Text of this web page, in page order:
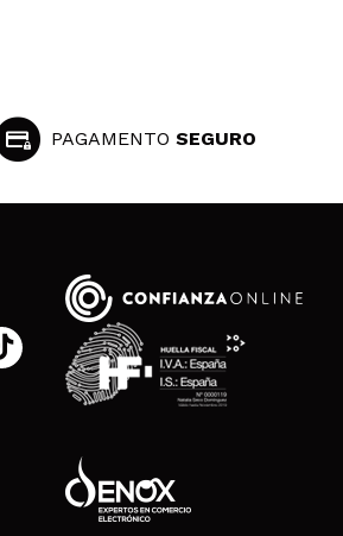
PAGAMENTOSEGURO